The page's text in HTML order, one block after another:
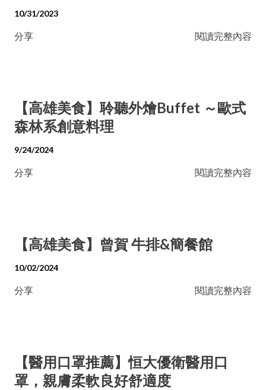
10/31/2023
分享 閱讀完整內容
【高雄美食】聆聽外燴Buffet ～歐式
森林系創意料理
9/24/2024
分享 閱讀完整內容
【高雄美食】曾賀 牛排&簡餐館
10/02/2024
分享 閱讀完整內容
【醫用口罩推薦】恒大優衛醫用口
罩，親膚柔軟良好舒適度